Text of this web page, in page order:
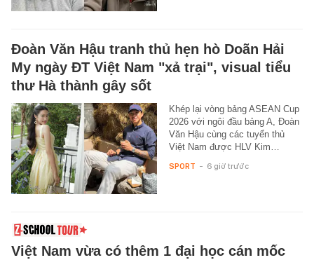
Đoàn Văn Hậu tranh thủ hẹn hò Doãn Hải
My ngày ĐT Việt Nam "xả trại", visual tiểu
thư Hà thành gây sốt
Khép lại vòng bảng ASEAN Cup
2026 với ngôi đầu bảng A, Đoàn
Văn Hậu cùng các tuyển thủ
Việt Nam được HLV Kim…
SPORT - 6 giờ trước
Việt Nam vừa có thêm 1 đại học cán mốc